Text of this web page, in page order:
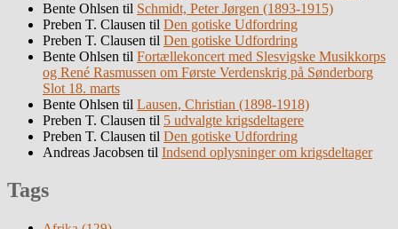
Bente Ohlsen til Schmidt, Peter Jørgen (1893-1915)
Preben T. Clausen til Den gotiske Udfordring
Preben T. Clausen til Den gotiske Udfordring
Bente Ohlsen til Fortællekoncert med Slesvigske Musikkorps
og René Rasmussen om Første Verdenskrig på Sønderborg
Slot 18. marts
Bente Ohlsen til Lausen, Christian (1898-1918)
Preben T. Clausen til 5 udvalgte krigsdeltagere
Preben T. Clausen til Den gotiske Udfordring
Andreas Jacobsen til Indsend oplysninger om krigsdeltager
Tags